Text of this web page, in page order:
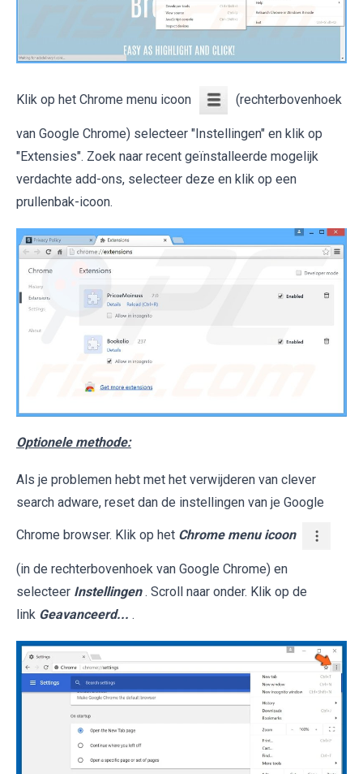
Klik op het Chrome menu icoon (rechterbovenhoek
van Google Chrome) selecteer "Instellingen" en klik op
"Extensies". Zoek naar recent geïnstalleerde mogelijk
verdachte add-ons, selecteer deze en klik op een
prullenbak-icoon.
Optionele methode:
Als je problemen hebt met het verwijderen van clever
search adware, reset dan de instellingen van je Google
Chrome browser. Klik op het Chrome menu icoon
(in de rechterbovenhoek van Google Chrome) en
selecteer Instellingen . Scroll naar onder. Klik op de
link Geavanceerd... .